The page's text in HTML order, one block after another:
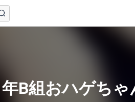
年B組おハゲち